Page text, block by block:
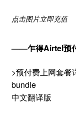
点击图片立即充值
——乍得Airtel预
>预付费上网套餐
bundle
中文翻译版